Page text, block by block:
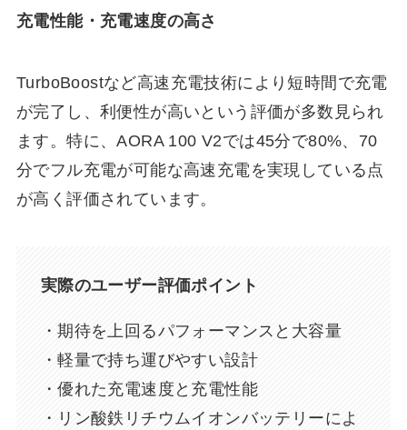
充電性能・充電速度の高さ
TurboBoostなど高速充電技術により短時間で充電
が完了し、利便性が高いという評価が多数見られ
ます。特に、AORA 100 V2では45分で80%、70
分でフル充電が可能な高速充電を実現している点
が高く評価されています。
実際のユーザー評価ポイント
・期待を上回るパフォーマンスと大容量
・軽量で持ち運びやすい設計
・優れた充電速度と充電性能
・リン酸鉄リチウムイオンバッテリーによ